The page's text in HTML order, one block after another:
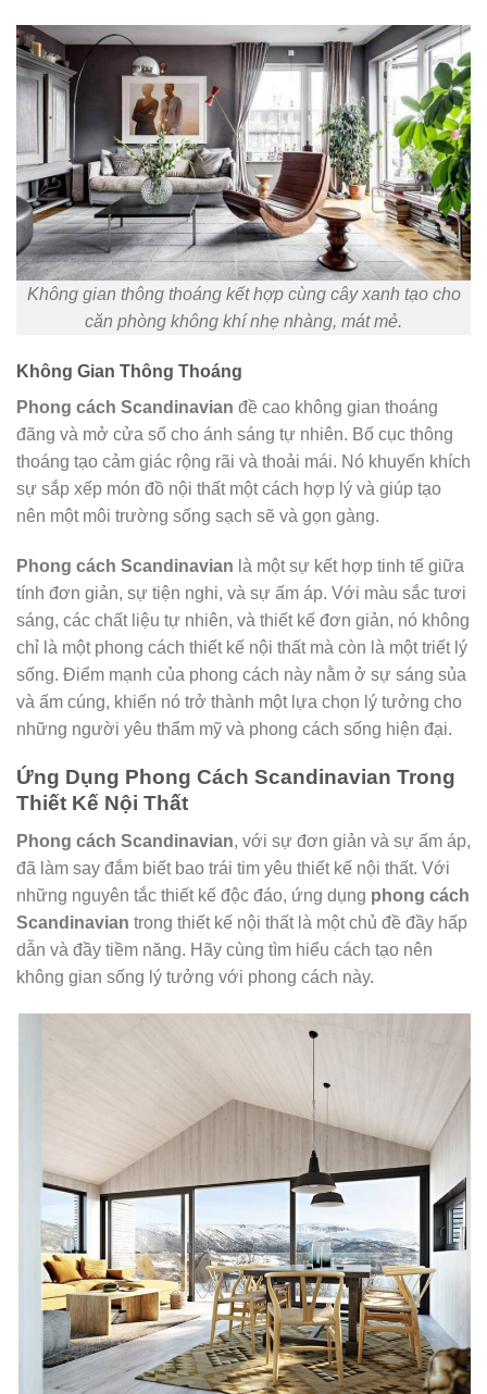
Không gian thông thoáng kết hợp cùng cây xanh tạo cho
căn phòng không khí nhẹ nhàng, mát mẻ.
Không Gian Thông Thoáng
Phong cách Scandinavian đề cao không gian thoáng
đãng và mở cửa sổ cho ánh sáng tự nhiên. Bố cục thông
thoáng tạo cảm giác rộng rãi và thoải mái. Nó khuyến khích
sự sắp xếp món đồ nội thất một cách hợp lý và giúp tạo
nên một môi trường sống sạch sẽ và gọn gàng.
Phong cách Scandinavian là một sự kết hợp tinh tế giữa
tính đơn giản, sự tiện nghi, và sự ấm áp. Với màu sắc tươi
sáng, các chất liệu tự nhiên, và thiết kế đơn giản, nó không
chỉ là một phong cách thiết kế nội thất mà còn là một triết lý
sống. Điểm mạnh của phong cách này nằm ở sự sáng sủa
và ấm cúng, khiến nó trở thành một lựa chọn lý tưởng cho
những người yêu thẩm mỹ và phong cách sống hiện đại.
Ứng Dụng Phong Cách Scandinavian Trong
Thiết Kế Nội Thất
Phong cách Scandinavian, với sự đơn giản và sự ấm áp,
đã làm say đắm biết bao trái tim yêu thiết kế nội thất. Với
những nguyên tắc thiết kế độc đáo, ứng dụng phong cách
Scandinavian trong thiết kế nội thất là một chủ đề đầy hấp
dẫn và đầy tiềm năng. Hãy cùng tìm hiểu cách tạo nên
không gian sống lý tưởng với phong cách này.